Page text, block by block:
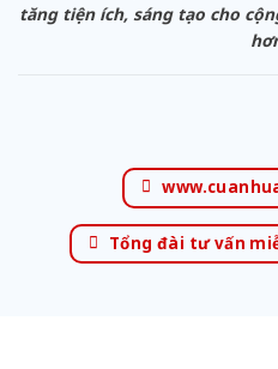
tăng tiện ích, sáng tạo cho
Tổng đài tư vấn